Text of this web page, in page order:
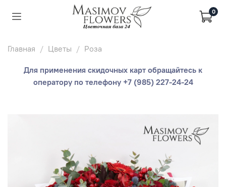
0
Главная Цветы Роза
Для применения скидочных карт обращайтесь к
оператору по телефону +7 (985) 227-24-24